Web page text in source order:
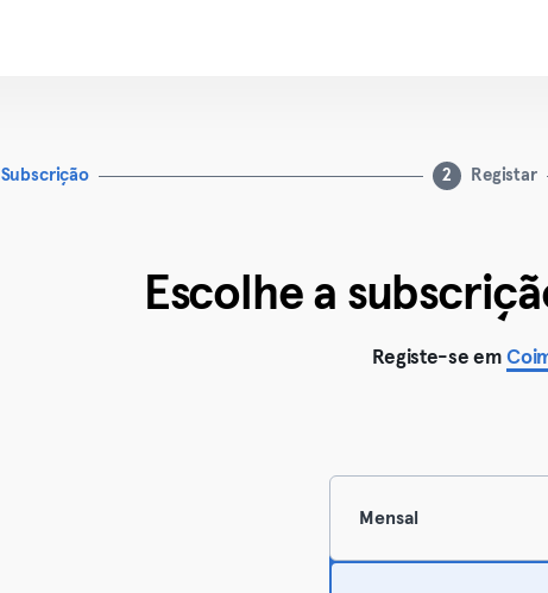
Subscrição 2 Registar
Escolhe a
Registe-se em
Mensal